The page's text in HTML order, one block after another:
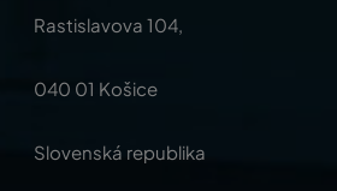
Rastislavova 104,
040 01 Košice
Slovenská republika